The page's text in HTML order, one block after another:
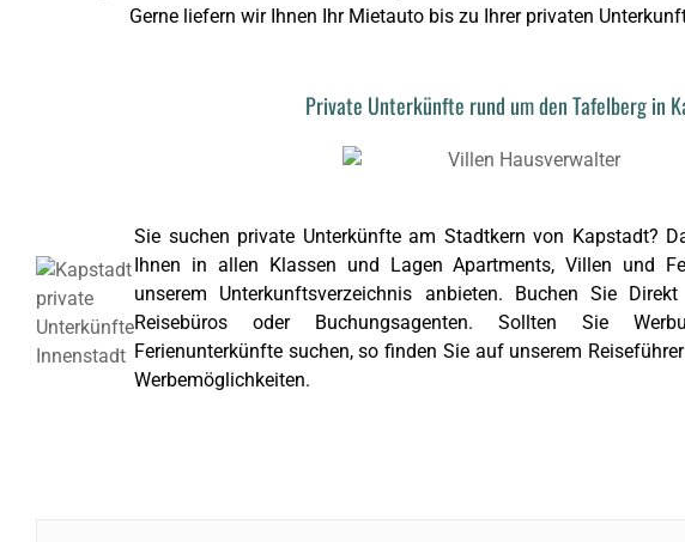
Gerne liefern wir Ihnen Ihr Mietauto bis zu Ihrer privaten
Private Unterkünfte rund um den Tafelberg in
Sie suchen private Unterkünfte am Stadtkern von Kapstadt?
Ihnen in allen Klassen und Lagen Apartments, Villen und
unserem Unterkunftsverzeichnis anbieten. Buchen Sie
Reisebüros oder Buchungsagenten. Sollten Sie
Ferienunterkünfte suchen, so finden Sie auf unserem
Werbemöglichkeiten.